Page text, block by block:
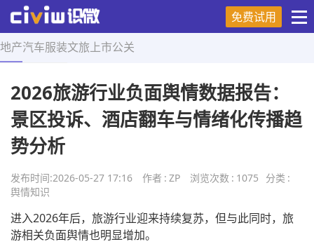
免费试用
地产汽车服装文旅 上市公关
首页 > 舆情知识 > 正文
2026旅游行业负面舆情数据报告：
景区投诉、酒店翻车与情绪化传播趋
势分析
发布时间:2026-05-27 17:16 作者 : ZP 浏览次数 : 1075 分类 :
舆情知识
进入2026年后，旅游行业迎来持续复苏，但与此同时，旅
游相关负面舆情也明显增加。